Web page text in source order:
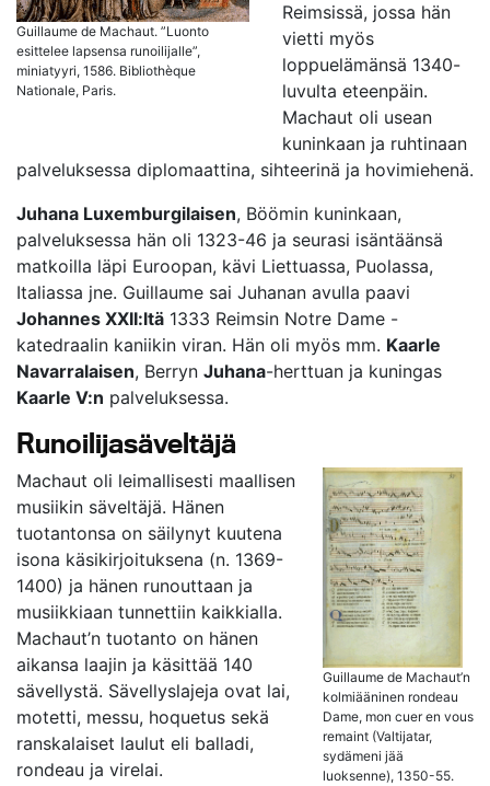
Guillaume de Machaut. ”Luonto
esittelee lapsensa runoilijalle”,
miniatyyri, 1586. Bibliothèque
Nationale, Paris.
Reimsissä, jossa hän
vietti myös
loppuelämänsä 1340-
luvulta eteenpäin.
Machaut oli usean
kuninkaan ja ruhtinaan
palveluksessa diplomaattina, sihteerinä ja hovimiehenä.
Juhana Luxemburgilaisen, Böömin kuninkaan,
palveluksessa hän oli 1323-46 ja seurasi isäntäänsä
matkoilla läpi Euroopan, kävi Liettuassa, Puolassa,
Italiassa jne. Guillaume sai Juhanan avulla paavi
Johannes XXII:ltä 1333 Reimsin Notre Dame -
katedraalin kaniikin viran. Hän oli myös mm. Kaarle
Navarralaisen, Berryn Juhana-herttuan ja kuningas
Kaarle V:n palveluksessa.
Runoilijasäveltäjä
Guillaume de Machaut’n
kolmiääninen rondeau
Dame, mon cuer en vous
remaint (Valtijatar,
sydämeni jää
luoksenne), 1350-55.
Machaut oli leimallisesti maallisen
musiikin säveltäjä. Hänen
tuotantonsa on säilynyt kuutena
isona käsikirjoituksena (n. 1369-
1400) ja hänen runouttaan ja
musiikkiaan tunnettiin kaikkialla.
Machaut’n tuotanto on hänen
aikansa laajin ja käsittää 140
sävellystä. Sävellyslajeja ovat lai,
motetti, messu, hoquetus sekä
ranskalaiset laulut eli balladi,
rondeau ja virelai.